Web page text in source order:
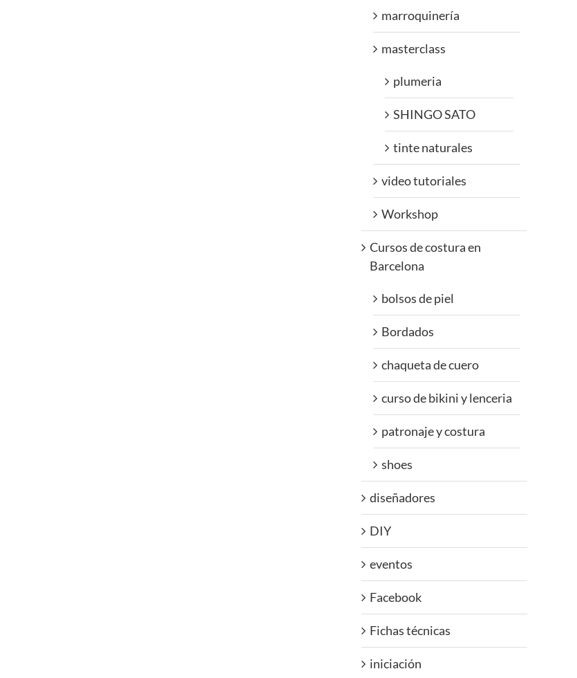
marroquinería
masterclass
plumeria
SHINGO SATO
tinte naturales
video tutoriales
Workshop
Cursos de costura en
Barcelona
bolsos de piel
Bordados
chaqueta de cuero
curso de bikini y lenceria
patronaje y costura
shoes
diseñadores
DIY
eventos
Facebook
Fichas técnicas
iniciación